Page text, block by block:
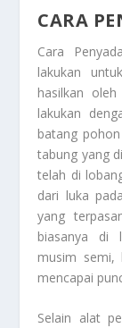
CARA
Cara
lakukan
hasilkan
lakukan
batang
tabung yang
telah di
dari luka
yang
biasanya di
musim semi,
mencapai
Selain alat